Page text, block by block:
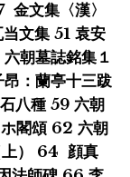
文集〈漢〉
文集 51 袁安
朝墓誌銘集１
：蘭亭十三跋
八種 59 六朝
閣頌 62 六朝
上） 64 顔真